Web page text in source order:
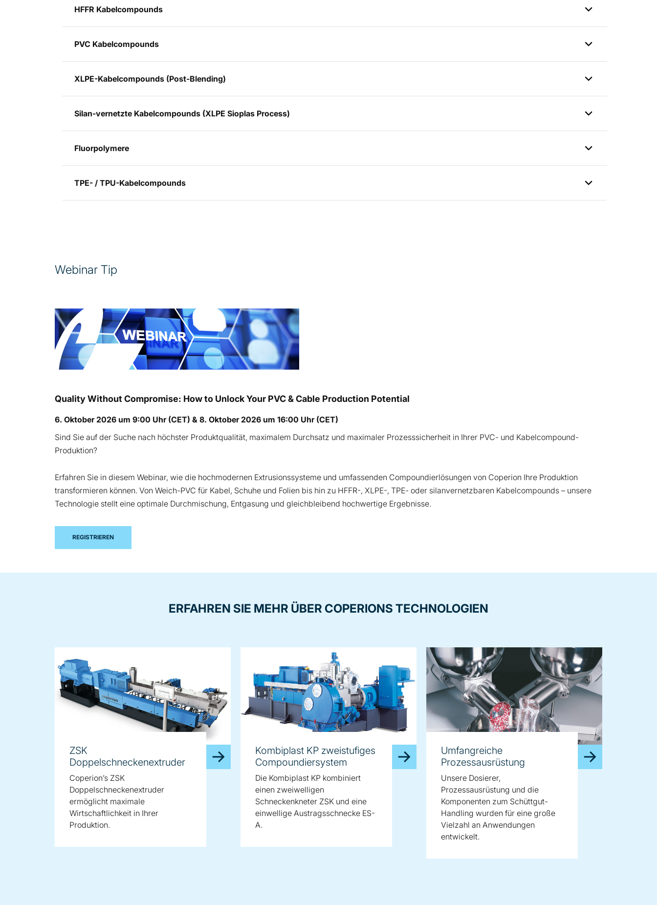
HFFR Kabelcompounds
PVC Kabelcompounds
XLPE-Kabelcompounds (Post-Blending)
Silan-vernetzte Kabelcompounds (XLPE Sioplas Process)
Fluorpolymere
TPE- / TPU-Kabelcompounds
Webinar Tip
Quality Without Compromise: How to Unlock Your PVC & Cable Production Potential
6. Oktober 2026 um 9:00 Uhr (CET) & 8. Oktober 2026 um 16:00 Uhr (CET)
Sind Sie auf der Suche nach höchster Produktqualität, maximalem Durchsatz und maximaler Prozesssicherheit in Ihrer PVC- und Kabelcompound-
Produktion?
Erfahren Sie in diesem Webinar, wie die hochmodernen Extrusionssysteme und umfassenden Compoundierlösungen von Coperion Ihre Produktion
transformieren können. Von Weich-PVC für Kabel, Schuhe und Folien bis hin zu HFFR-, XLPE-, TPE- oder silanvernetzbaren Kabelcompounds – unsere
Technologie stellt eine optimale Durchmischung, Entgasung und gleichbleibend hochwertige Ergebnisse.
REGISTRIEREN
ERFAHREN SIE MEHR ÜBER COPERIONS TECHNOLOGIEN
ZSK
Doppelschneckenextruder
Coperion’s ZSK
Doppelschneckenextruder
ermöglicht maximale
Wirtschaftlichkeit in Ihrer
Produktion.
Kombiplast KP zweistufiges
Compoundiersystem
Die Kombiplast KP kombiniert
einen zweiwelligen
Schneckenkneter ZSK und eine
einwellige Austragsschnecke ES-
A.
Umfangreiche
Prozessausrüstung
Unsere Dosierer,
Prozessausrüstung und die
Komponenten zum Schüttgut-
Handling wurden für eine große
Vielzahl an Anwendungen
entwickelt.